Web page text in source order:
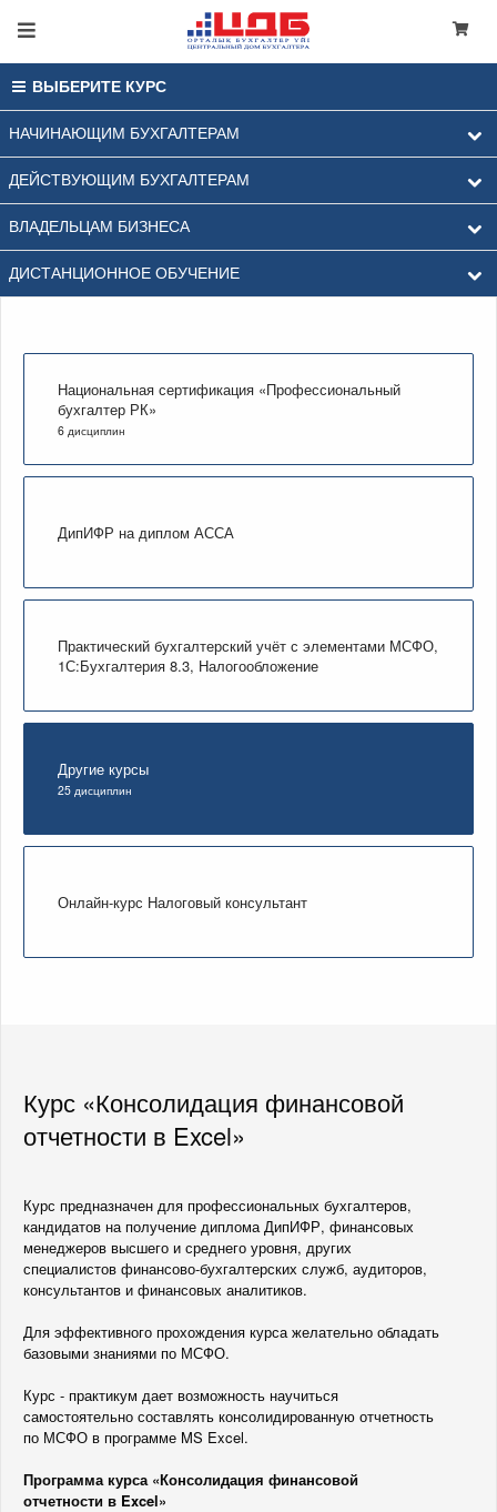
ВЫБЕРИТЕ КУРС
НАЧИНАЮЩИМ БУХГАЛТЕРАМ
ДЕЙСТВУЮЩИМ БУХГАЛТЕРАМ
ВЛАДЕЛЬЦАМ БИЗНЕСА
ДИСТАНЦИОННОЕ ОБУЧЕНИЕ
Национальная сертификация «Профессиональный
бухгалтер РК»
6 дисциплин
ДипИФР на диплом АССА
Практический бухгалтерский учёт с элементами МСФО,
1С:Бухгалтерия 8.3, Налогообложение
Другие курсы
25 дисциплин
Онлайн-курс Налоговый консультант
Курс «Консолидация финансовой
отчетности в Excel»
Курс предназначен для профессиональных бухгалтеров,
кандидатов на получение диплома ДипИФР, финансовых
менеджеров высшего и среднего уровня, других
специалистов финансово-бухгалтерских служб, аудиторов,
консультантов и финансовых аналитиков.
Для эффективного прохождения курса желательно обладать
базовыми знаниями по МСФО.
Курс - практикум дает возможность научиться
самостоятельно составлять консолидированную отчетность
по МСФО в программе MS Excel.
Программа курса «Консолидация финансовой
отчетности в Excel»